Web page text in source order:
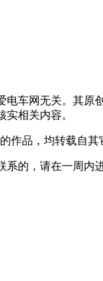
电车网无关。其原
相关内容。
作品，均转载自
的，请在一周内